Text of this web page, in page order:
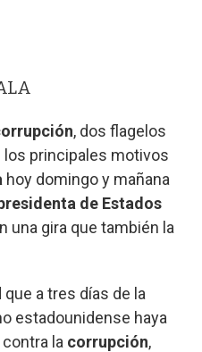
, dos flagelos
los principales motivos
hoy domingo y mañana
de Estados
una gira que también la
a tres días de la
estadounidense haya
la corrupción,